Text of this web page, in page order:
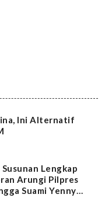
Ini Alternatif
Lengkap
Arungi Pilpres
Suami Yenny